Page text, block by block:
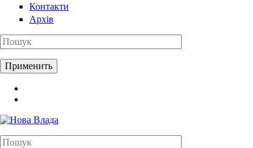
Контакти
Архів